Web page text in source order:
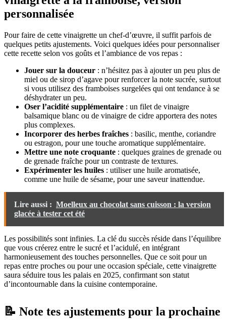
personnalisée
Pour faire de cette vinaigrette un chef-d’œuvre, il suffit parfois de
quelques petits ajustements. Voici quelques idées pour personnaliser
cette recette selon vos goûts et l’ambiance de vos repas :
Jouer sur la douceur : n’hésitez pas à ajouter un peu plus de
miel ou de sirop d’agave pour renforcer la note sucrée, surtout
si vous utilisez des framboises surgelées qui ont tendance à se
déshydrater un peu.
Oser l’acidité supplémentaire : un filet de vinaigre
balsamique blanc ou de vinaigre de cidre apportera des notes
plus complexes.
Incorporer des herbes fraîches : basilic, menthe, coriandre
ou estragon, pour une touche aromatique supplémentaire.
Mettre une note croquante : quelques graines de grenade ou
de grenade fraîche pour un contraste de textures.
Expérimenter les huiles : utiliser une huile aromatisée,
comme une huile de sésame, pour une saveur inattendue.
Lire aussi : Moelleux au chocolat sans cuisson : la version
glacée à tester cet été
Les possibilités sont infinies. La clé du succès réside dans l’équilibre
que vous créerez entre le sucré et l’acidulé, en intégrant
harmonieusement des touches personnelles. Que ce soit pour un
repas entre proches ou pour une occasion spéciale, cette vinaigrette
saura séduire tous les palais en 2025, confirmant son statut
d’incontournable dans la cuisine contemporaine.
📝 Note tes ajustements pour la prochaine